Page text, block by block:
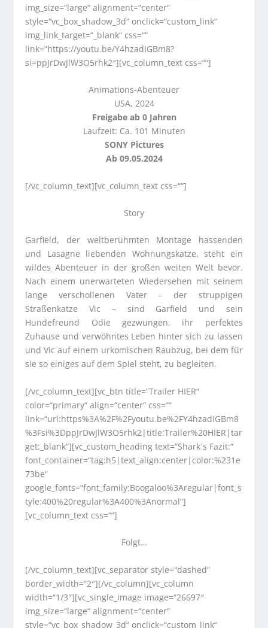
img_size=“large“ alignment=“center“
style=“vc_box_shadow_3d“ onclick=“custom_link“
img_link_target=“_blank“ css=““
link=“https://youtu.be/Y4hzadIGBm8?
si=ppJrDwJlW3O5rhk2″][vc_column_text css=““]
Animations-Abenteuer
USA, 2024
Freigabe ab 0 Jahren
Laufzeit: Ca. 101 Minuten
SONY Pictures
Ab 09.05.2024
[/vc_column_text][vc_column_text css=““]
Story
Garfield, der weltberühmten Montage hassenden
und Lasagne liebenden Wohnungskatze, steht ein
wildes Abenteuer in der großen weiten Welt bevor.
Nach einem unerwarteten Wiedersehen mit seinem
lange verschollenen Vater – der struppigen
Straßenkatze Vic – sind Garfield und sein
Hundefreund Odie gezwungen, ihr perfektes
Zuhause und verwöhntes Leben hinter sich zu lassen
und Vic auf einem urkomischen Raubzug, bei dem für
sie so einiges auf dem Spiel steht, zu begleiten.
[/vc_column_text][vc_btn title=“Trailer HIER“
color=“primary“ align=“center“ css=““
link=“url:https%3A%2F%2Fyoutu.be%2FY4hzadIGBm8
%3Fsi%3DppJrDwJlW3O5rhk2|title:Trailer%20HIER|tar
get:_blank“][vc_custom_heading text=“Shark´s Fazit:“
font_container=“tag:h5|text_align:center|color:%231e
73be“
google_fonts=“font_family:Boogaloo%3Aregular|font_s
tyle:400%20regular%3A400%3Anormal“]
[vc_column_text css=““]
Folgt…
[/vc_column_text][vc_separator style=“dashed“
border_width=“2″][/vc_column][vc_column
width=“1/3″][vc_single_image image=“26697″
img_size=“large“ alignment=“center“
style=“vc_box_shadow_3d“ onclick=“custom_link“